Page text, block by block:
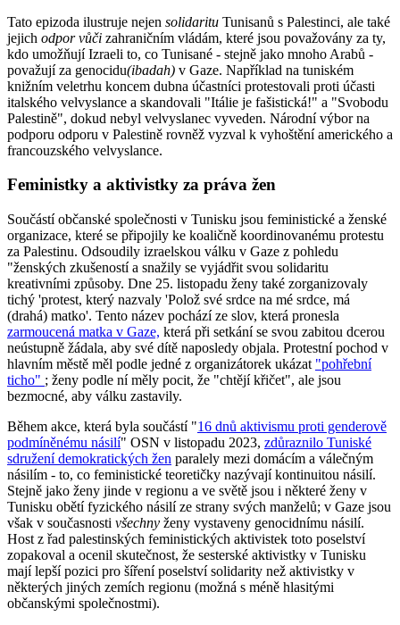
Tato epizoda ilustruje nejen solidaritu Tunisanů s Palestinci, ale také
jejich odpor vůči zahraničním vládám, které jsou považovány za ty,
kdo umožňují Izraeli to, co Tunisané - stejně jako mnoho Arabů -
považují za genocidu(ibadah) v Gaze. Například na tuniském
knižním veletrhu koncem dubna účastníci protestovali proti účasti
italského velvyslance a skandovali "Itálie je fašistická!" a "Svobodu
Palestině", dokud nebyl velvyslanec vyveden. Národní výbor na
podporu odporu v Palestině rovněž vyzval k vyhoštění amerického a
francouzského velvyslance.
Feministky a aktivistky za práva žen
Součástí občanské společnosti v Tunisku jsou feministické a ženské
organizace, které se připojily ke koaličně koordinovanému protestu
za Palestinu. Odsoudily izraelskou válku v Gaze z pohledu
"ženských zkušeností a snažily se vyjádřit svou solidaritu
kreativními způsoby. Dne 25. listopadu ženy také zorganizovaly
tichý 'protest, který nazvaly 'Polož své srdce na mé srdce, má
(drahá) matko'. Tento název pochází ze slov, která pronesla
zarmoucená matka v Gaze, která při setkání se svou zabitou dcerou
neústupně žádala, aby své dítě naposledy objala. Protestní pochod v
hlavním městě měl podle jedné z organizátorek ukázat "pohřební
ticho" ; ženy podle ní měly pocit, že "chtějí křičet", ale jsou
bezmocné, aby válku zastavily.
Během akce, která byla součástí "16 dnů aktivismu proti genderově
podmíněnému násilí" OSN v listopadu 2023, zdůraznilo Tuniské
sdružení demokratických žen paralely mezi domácím a válečným
násilím - to, co feministické teoretičky nazývají kontinuitou násilí.
Stejně jako ženy jinde v regionu a ve světě jsou i některé ženy v
Tunisku obětí fyzického násilí ze strany svých manželů; v Gaze jsou
však v současnosti všechny ženy vystaveny genocidnímu násilí.
Host z řad palestinských feministických aktivistek toto poselství
zopakoval a ocenil skutečnost, že sesterské aktivistky v Tunisku
mají lepší pozici pro šíření poselství solidarity než aktivistky v
některých jiných zemích regionu (možná s méně hlasitými
občanskými společnostmi).